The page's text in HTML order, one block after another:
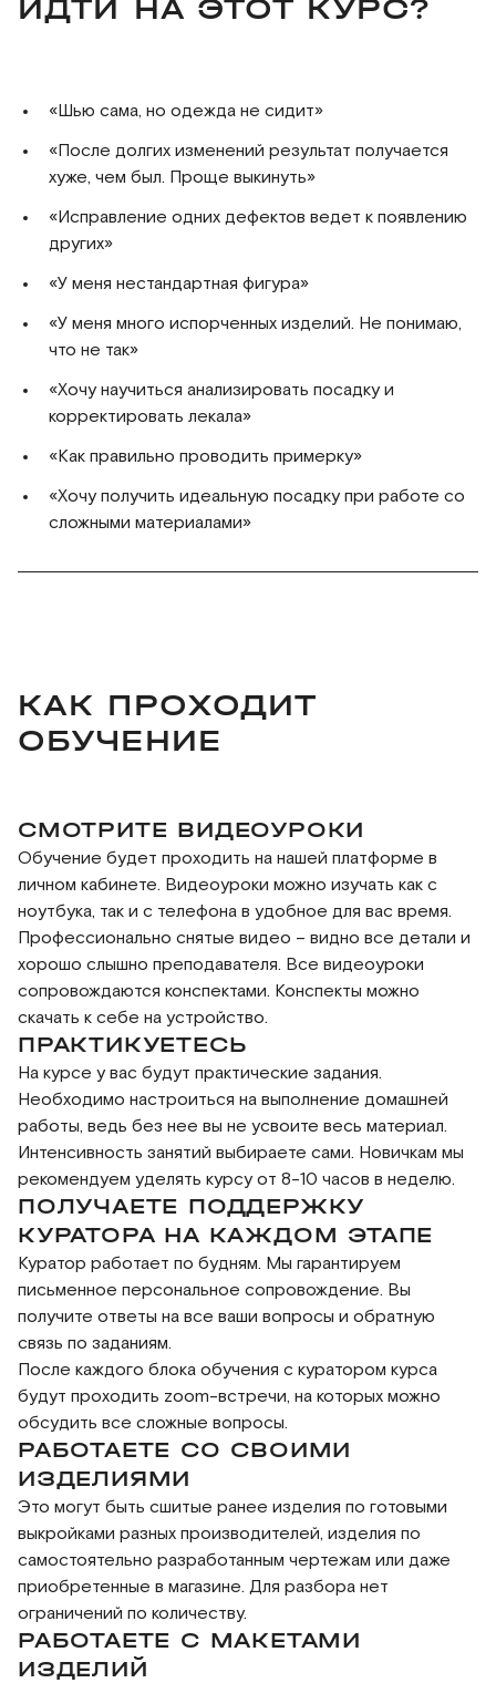
ИДТИ НА ЭТОТ КУРС?
«Шью сама, но одежда не сидит»
«После долгих изменений результат получается
хуже, чем был. Проще выкинуть»
«Исправление одних дефектов ведет к появлению
других»
«У меня нестандартная фигура»
«У меня много испорченных изделий. Не понимаю,
что не так»
«Хочу научиться анализировать посадку и
корректировать лекала»
«Как правильно проводить примерку»
«Хочу получить идеальную посадку при работе со
сложными материалами»
КАК ПРОХОДИТ
ОБУЧЕНИЕ
СМОТРИТЕ ВИДЕОУРОКИ
Обучение будет проходить на нашей платформе в
личном кабинете. Видеоуроки можно изучать как с
ноутбука, так и с телефона в удобное для вас время.
Профессионально снятые видео – видно все детали и
хорошо слышно преподавателя. Все видеоуроки
сопровождаются конспектами. Конспекты можно
скачать к себе на устройство.
ПРАКТИКУЕТЕСЬ
На курсе у вас будут практические задания.
Необходимо настроиться на выполнение домашней
работы, ведь без нее вы не усвоите весь материал.
Интенсивность занятий выбираете сами. Новичкам мы
рекомендуем уделять курсу от 8-10 часов в неделю.
ПОЛУЧАЕТЕ ПОДДЕРЖКУ
КУРАТОРА НА КАЖДОМ ЭТАПЕ
Куратор работает по будням. Мы гарантируем
письменное персональное сопровождение. Вы
получите ответы на все ваши вопросы и обратную
связь по заданиям.
После каждого блока обучения с куратором курса
будут проходить zoom-встречи, на которых можно
обсудить все сложные вопросы.
РАБОТАЕТЕ СО СВОИМИ
ИЗДЕЛИЯМИ
Это могут быть сшитые ранее изделия по готовыми
выкройками разных производителей, изделия по
самостоятельно разработанным чертежам или даже
приобретенные в магазине. Для разбора нет
ограничений по количеству.
РАБОТАЕТЕ С МАКЕТАМИ
ИЗДЕЛИЙ